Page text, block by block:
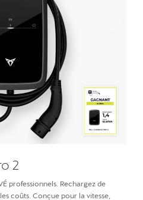
2
professionnels. Rechargez de
coûts. Conçue pour la vitesse,